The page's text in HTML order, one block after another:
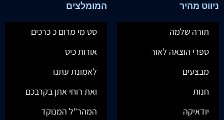
ניווט מהיר
תורה שלמה
ספרי הוצאה לאור
מבצעים
חנות
יודאיקה
המומלצים
סט מי מרום כ כרכים
אורות כיס
לאמונת עתנו
ואת רוחי אתן בקרבכם
המהר"ל המנוקד